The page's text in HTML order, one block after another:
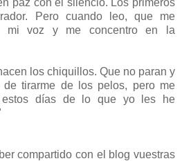
Pero cuando leo, que me
mi voz y me concentro en la
los chiquillos. Que no paran y
tirarme de los pelos, pero me
estos días de lo que yo les he
compartido con el blog vuestras